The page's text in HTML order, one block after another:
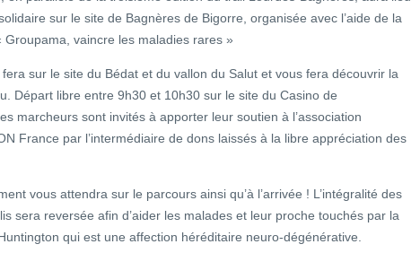
sur le site de Bagnères de Bigorre, organisée avec l’aide de la
Groupama, vaincre les maladies rares »
sur le site du Bédat et du vallon du Salut et vous fera découvrir la
Départ libre entre 9h30 et 10h30 sur le site du Casino de
marcheurs sont invités à apporter leur soutien à l’association
France par l’intermédiaire de dons laissés à la libre appréciation des
vous attendra sur le parcours ainsi qu’à l’arrivée ! L’intégralité des
sera reversée afin d’aider les malades et leur proche touchés par la
qui est une affection héréditaire neuro-dégénérative.